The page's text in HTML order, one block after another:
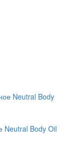
Neutral Body Oil